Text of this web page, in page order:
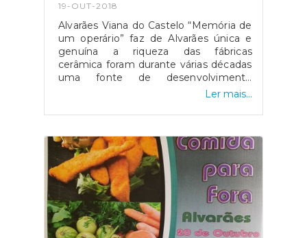
19-OUT-2018
Alvarães Viana do Castelo “Memória de
um operário” faz de Alvarães única e
genuína a riqueza das fábricas
cerâmica foram durante várias décadas
uma fonte de desenvolvimento
industrial. Hoje a reconversão desta
outro colorido e uma nova vida a está
operativa.http://https//vimeo.com/198691091?
ref=fb-share&1
Ler mais...